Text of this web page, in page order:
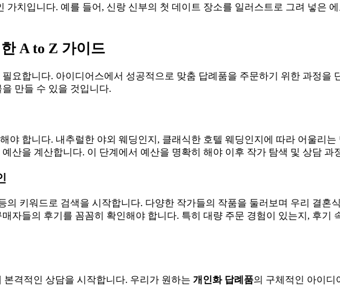
치입니다. 예를 들어, 신랑 신부의 첫 데이트 장소를 일러스트로 그려 넣은
A to Z 가이드
요합니다. 아이디어스에서 성공적으로 맞춤 답례품을 주문하기 위한 과정을
만들 수 있을 것입니다.
야 합니다. 내추럴한 야외 웨딩인지, 클래식한 호텔 웨딩인지에 따라 어울리
산을 계산합니다. 이 단계에서 예산을 명확히 해야 이후 작가 탐색 및 상담 과
키워드로 검색을 시작합니다. 다양한 작가들의 작품을 둘러보며 우리 결혼
자들의 후기를 꼼꼼히 확인해야 합니다. 특히 대량 주문 경험이 있는지, 후기
격적인 상담을 시작합니다. 우리가 원하는 개인화 답례품의 구체적인 아이디